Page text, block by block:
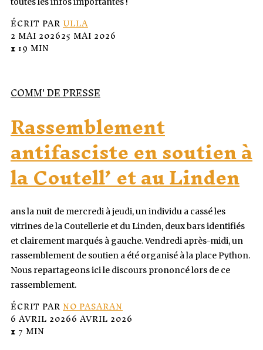
ÉCRIT PARULLA
2 MAI 202625 MAI 2026
⧗ 19 MIN
COMM' DE PRESSE
Rassemblement
antifasciste en soutien à
la Coutell’ et au Linden
ans la nuit de mercredi à jeudi, un individu a cassé les
vitrines de la Coutellerie et du Linden, deux bars identifiés
et clairement marqués à gauche. Vendredi après-midi, un
rassemblement de soutien a été organisé à la place Python.
Nous repartageons ici le discours prononcé lors de ce
rassemblement.
ÉCRIT PARNO PASARAN
6 AVRIL 20266 AVRIL 2026
⧗ 7 MIN